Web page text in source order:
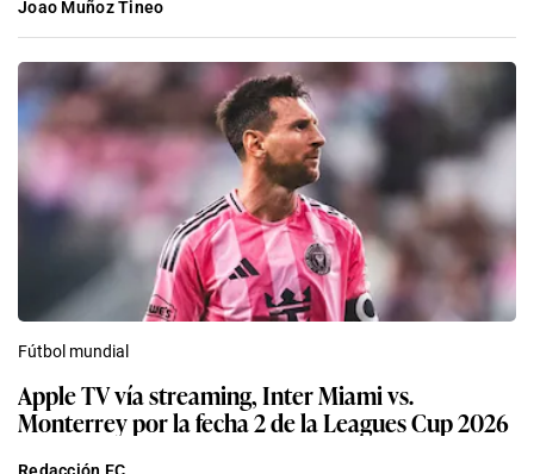
Joao Muñoz Tineo
Fútbol mundial
Apple TV vía streaming, Inter Miami vs.
Monterrey por la fecha 2 de la Leagues Cup 2026